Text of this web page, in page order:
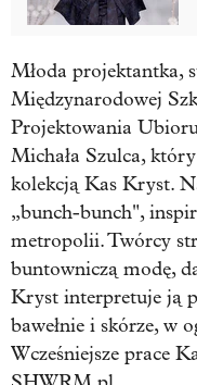
Młoda projektantka,
Międzynarodowej
Projektowania
Michała Szulca,
kolekcją Kas Kryst.
„bunch-bunch",
metropolii. Twórcy
buntowniczą modę,
Kryst interpretuje ją
bawełnie i skórze, w
Wcześniejsze prace